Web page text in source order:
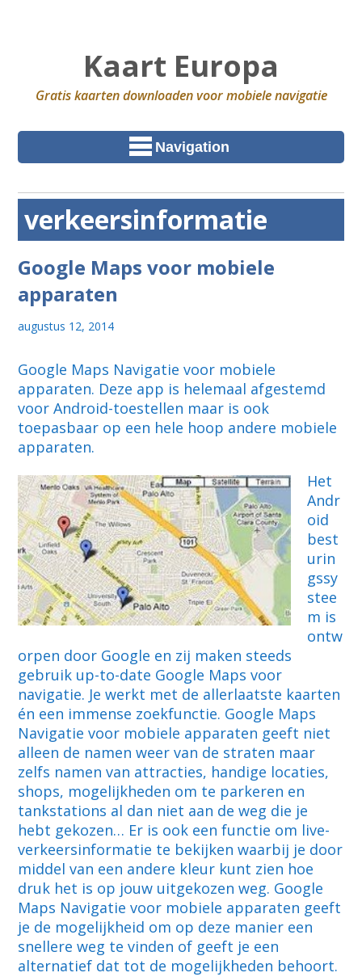
Kaart Europa
Gratis kaarten downloaden voor mobiele navigatie
Navigation
verkeersinformatie
Google Maps voor mobiele
apparaten
augustus 12, 2014
Google Maps Navigatie voor mobiele
apparaten. Deze app is helemaal afgestemd
voor Android-toestellen maar is ook
toepasbaar op een hele hoop andere mobiele
apparaten.
Het
Andr
oid
best
urin
gssy
stee
m is
ontw
orpen door Google en zij maken steeds
gebruik up-to-date Google Maps voor
navigatie. Je werkt met de allerlaatste kaarten
én een immense zoekfunctie. Google Maps
Navigatie voor mobiele apparaten geeft niet
alleen de namen weer van de straten maar
zelfs namen van attracties, handige locaties,
shops, mogelijkheden om te parkeren en
tankstations al dan niet aan de weg die je
hebt gekozen… Er is ook een functie om live-
verkeersinformatie te bekijken waarbij je door
middel van een andere kleur kunt zien hoe
druk het is op jouw uitgekozen weg. Google
Maps Navigatie voor mobiele apparaten geeft
je de mogelijkheid om op deze manier een
snellere weg te vinden of geeft je een
alternatief dat tot de mogelijkheden behoort.